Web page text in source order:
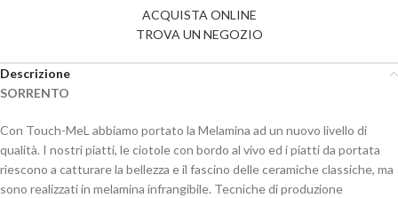
ACQUISTA ONLINE
TROVA UN NEGOZIO
Descrizione
SORRENTO
Con Touch-MeL abbiamo portato la Melamina ad un nuovo livello di
qualità. I nostri piatti, le ciotole con bordo al vivo ed i piatti da portata
riescono a catturare la bellezza e il fascino delle ceramiche classiche, ma
sono realizzati in melamina infrangibile. Tecniche di produzione